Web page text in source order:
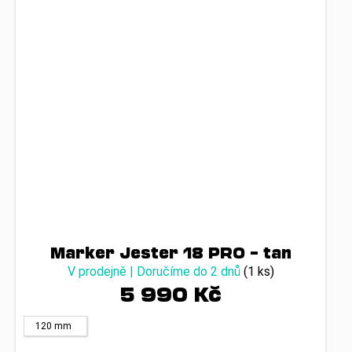
Marker Jester 18 PRO – tan
V prodejně | Doručíme do 2 dnů (1 ks)
5 990 Kč
120 mm